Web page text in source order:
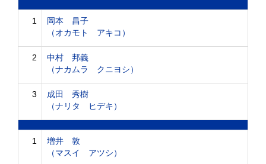
1
岡本 昌子
（オカモト アキコ）
2
中村 邦義
（ナカムラ クニヨシ）
3
成田 秀樹
（ナリタ ヒデキ）
1
増井 敦
（マスイ アツシ）